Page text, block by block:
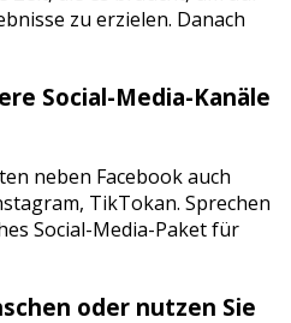
zu erzielen. Danach
Social-Media-Kanäle
neben Facebookauch
TikTokan. Sprechen
Social-Media-Paket für
oder nutzen Sie